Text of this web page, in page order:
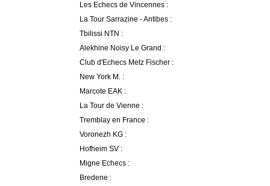
Les Echecs de Vincennes :
La Tour Sarrazine - Antibes :
Tbilissi NTN :
Alekhine Noisy Le Grand :
Club d'Echecs Metz Fischer :
New York M. :
Marcote EAK :
La Tour de Vienne :
Tremblay en France :
Voronezh KG :
Hofheim SV :
Migne Echecs :
Bredene :